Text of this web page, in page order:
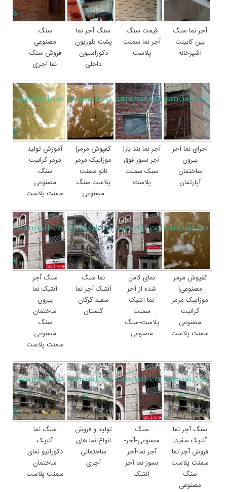
آجر نما سنگ
بین کابینت
آشپزخانه
قیمت سنگ
آجر نما سمنت
پلاست
سنگ آجر نما
پشت تلوزیون
دکوراسیون
داخلی
سنگ
مصنوعی
فروش سنگ
نما آجری
اجرای نما آجر
بیرون
ساختمان
آپارتمان
آجر نما بند باز|
آجر نسوز فوق
سبک سمنت
پلاست
کفپوش مرمر|
موزاییک مرمر
نانو سمنت
پلاست سنگ
مصنوعی
آموزش تولید
مرمر گرانیت
سنگ
مصنوعی
سمنت پلاست
کفپوش مرمر
مصنوعی|
موزاییک مرمر
گرانیت
مصنوعی
سمنت پلاست
نمای کامل
شده از آجر
نما آنتیک
سمنت
پلاست-سنگ
مصنوعی
نما سنگ
آنتیک آجر نما
سفید گرگان
گلستان
سنگ آجر
آنتیک نما
بیرون
ساختمان
سنگ
مصنوعی
سمنت پلاست
سنگ آجر نما
آنتیک سفید|
فروش آجر نما
سمنت پلاست
سنگ
مصنوعی
سنگ
مصنوعی-آجر-
آجر نما-آجر
نسوز-نما آجر
آنتیک
تولید و فروش
انواع نما های
ساختمانی
آجری
سنگ نما
آنتیک
دکوراتیو نمای
ساختمان
سمنت پلاست